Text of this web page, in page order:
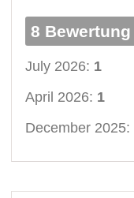
8 Bewertung
July 2026: 1
April 2026: 1
December 2025: